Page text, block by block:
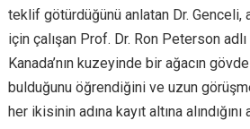
teklif götürdüğünü anlatan Dr. Genceli,
için çalışan Prof. Dr. Ron Peterson adlı
Kanada’nın kuzeyinde bir ağacın
bulduğunu öğrendiğini ve uzun
her ikisinin adına kayıt altına alındığını